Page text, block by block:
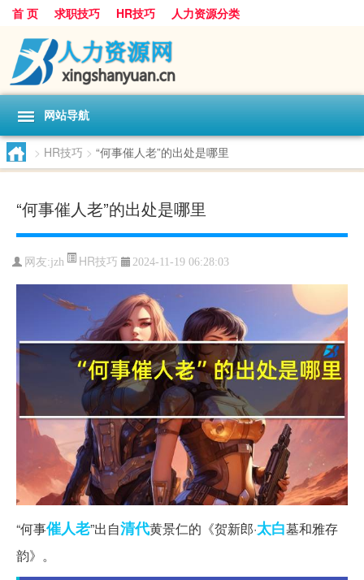
首 页 求职技巧 HR技巧 人力资源分类
网站导航
> HR技巧 > “何事催人老”的出处是哪里
“何事催人老”的出处是哪里
网友:jzh HR技巧 2024-11-19 06:28:03
“何事催人老”出自清代黄景仁的《贺新郎·太白墓和雅存
韵》。